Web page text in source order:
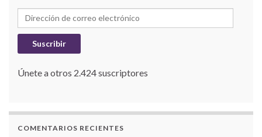
Dirección de correo electrónico
Suscribir
Únete a otros 2.424 suscriptores
COMENTARIOS RECIENTES